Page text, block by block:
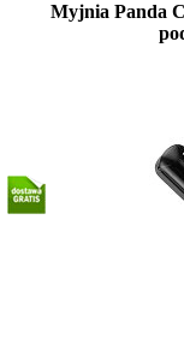
Myjnia Panda